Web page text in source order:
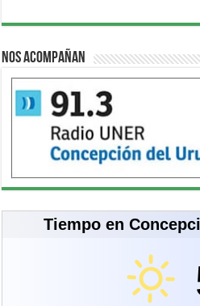
Nos acompañan
Tiempo en